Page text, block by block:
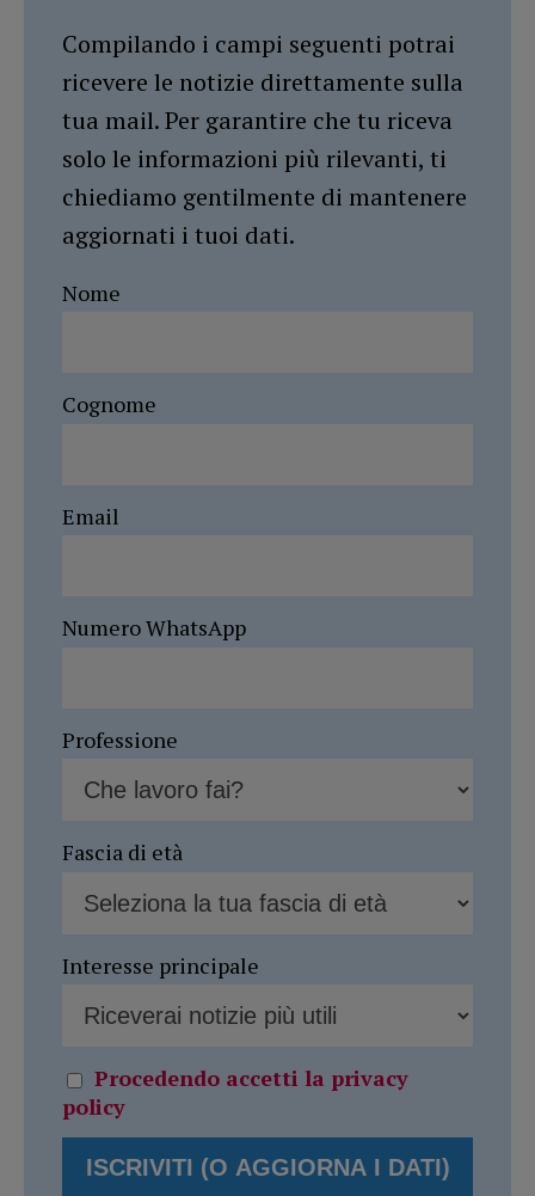
Compilando i campi seguenti potrai
ricevere le notizie direttamente sulla
tua mail. Per garantire che tu riceva
solo le informazioni più rilevanti, ti
chiediamo gentilmente di mantenere
aggiornati i tuoi dati.
Nome
Cognome
Email
Numero WhatsApp
Professione
Fascia di età
Interesse principale
Procedendo accetti la privacy
policy